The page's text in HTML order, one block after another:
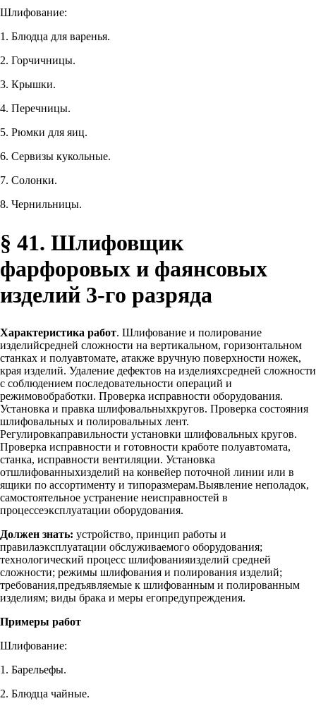
Шлифование:
1. Блюдца для варенья.
2. Горчичницы.
3. Крышки.
4. Перечницы.
5. Рюмки для яиц.
6. Сервизы кукольные.
7. Солонки.
8. Чернильницы.
§ 41. Шлифовщик
фарфоровых и фаянсовых
изделий 3-го разряда
Характеристика работ. Шлифование и полирование
изделийсредней сложности на вертикальном, горизонтальном
станках и полуавтомате, атакже вручную поверхности ножек,
края изделий. Удаление дефектов на изделияхсредней сложности
с соблюдением последовательности операций и
режимовобработки. Проверка исправности оборудования.
Установка и правка шлифовальныхкругов. Проверка состояния
шлифовальных и полировальных лент.
Регулировкаправильности установки шлифовальных кругов.
Проверка исправности и готовности кработе полуавтомата,
станка, исправности вентиляции. Установка
отшлифованныхизделий на конвейер поточной линии или в
ящики по ассортименту и типоразмерам.Выявление неполадок,
самостоятельное устранение неисправностей в
процессеэксплуатации оборудования.
Должен знать: устройство, принцип работы и
правилаэксплуатации обслуживаемого оборудования;
технологический процесс шлифованияизделий средней
сложности; режимы шлифования и полирования изделий;
требования,предъявляемые к шлифованным и полированным
изделиям; виды брака и меры егопредупреждения.
Примеры работ
Шлифование:
1. Барельефы.
2. Блюдца чайные.